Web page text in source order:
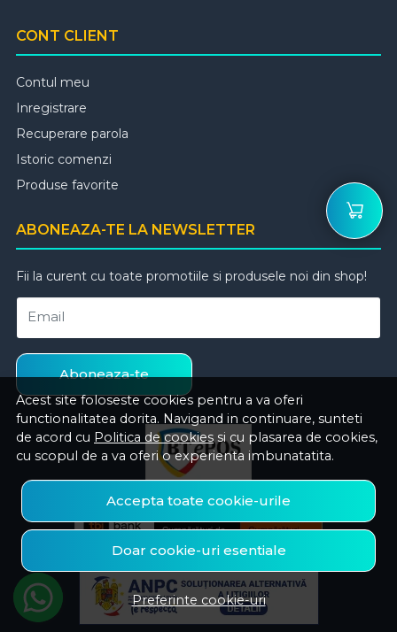
Acest site foloseste cookies pentru a va oferi
functionalitatea dorita. Navigand in continuare, sunteti
de acord cu Politica de cookies si cu plasarea de cookies,
cu scopul de a va oferi o experienta imbunatatita.
Accepta toate cookie-urile
Doar cookie-uri esentiale
Preferinte cookie-uri
CONT CLIENT
Contul meu
Inregistrare
Recuperare parola
Istoric comenzi
Produse favorite
ABONEAZA-TE LA NEWSLETTER
Fii la curent cu toate promotiile si produsele noi din shop!
Email
Aboneaza-te